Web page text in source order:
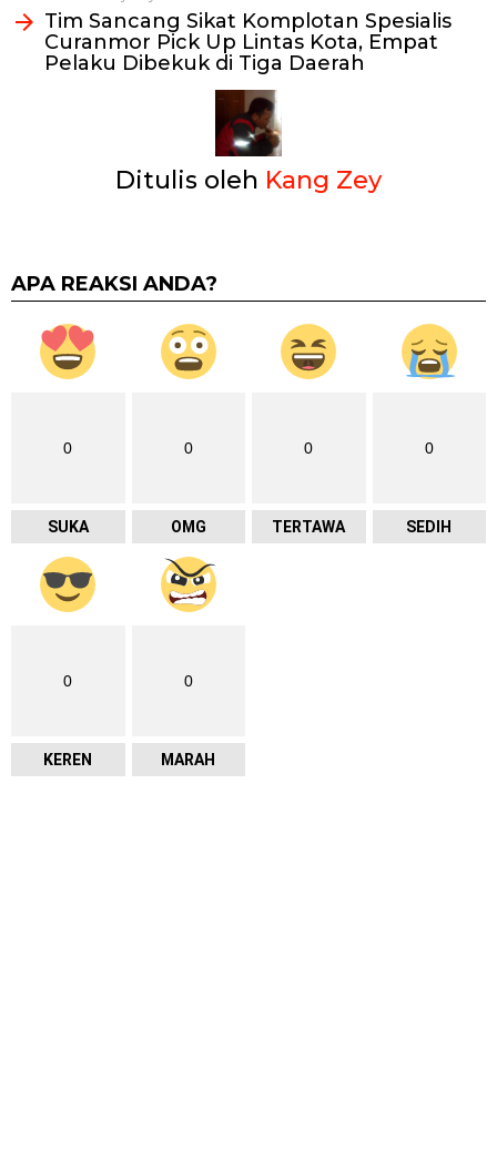
Tim Sancang Sikat Komplotan Spesialis
Curanmor Pick Up Lintas Kota, Empat
Pelaku Dibekuk di Tiga Daerah
Ditulis oleh Kang Zey
APA REAKSI ANDA?
0
SUKA
0
OMG
0
TERTAWA
0
SEDIH
0
KEREN
0
MARAH